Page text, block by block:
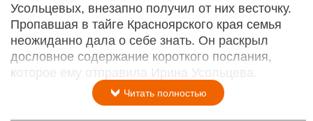
Усольцевых, внезапно получил от них весточку.
Пропавшая в тайге Красноярского края семья
неожиданно дала о себе знать. Он раскрыл
дословное содержание короткого послания,
которое ему отправила Ирина Усольцева.
Читать полностью